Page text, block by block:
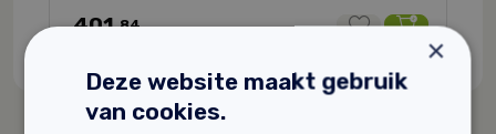
401,84
×
Deze website maakt gebruik
van cookies.